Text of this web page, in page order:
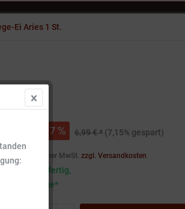
Ei Aries 1 St.
€ * 7 6,99 € * (7,15% gespart)
1 Stck.
inkl. gesetzlicher MwSt.zzgl. Versandkosten
versandfertig,
3-5 Tage*